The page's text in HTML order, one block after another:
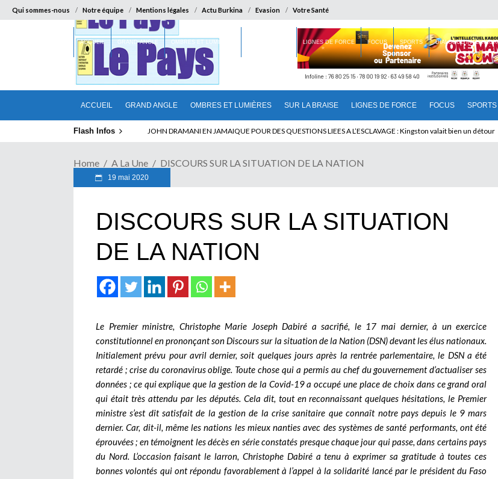
Qui sommes-nous Notre équipe Mentions légales Actu Burkina Evasion Votre Santé
ACCUEIL GRAND ANGLE OMBRES ET LUMIÈRES SUR LA BRAISE LIGNES DE FORCE FOCUS SPORTS
ACCUEIL GRAND ANGLE OMBRES ET LUMIÈRES LIGNES DE FORCE FOCUS SPORTS DIALOGUE INTERIEUR
Flash Infos ABSENCE PROLONGEE DE PAUL BIYA DU CAMEROUN : Qui pilote le Cameroun ?
Home A La Une DISCOURS SUR LA SITUATION DE LA NATION
19 mai 2020
DISCOURS SUR LA SITUATION
DE LA NATION
Le Premier ministre, Christophe Marie Joseph Dabiré a sacrifié, le 17 mai dernier, à un exercice
constitutionnel en prononçant son Discours sur la situation de la Nation (DSN) devant les élus nationaux.
Initialement prévu pour avril dernier, soit quelques jours après la rentrée parlementaire, le DSN a été
retardé ; crise du coronavirus oblige. Toute chose qui a permis au chef du gouvernement d’actualiser ses
données ; ce qui explique que la gestion de la Covid-19 a occupé une place de choix dans ce grand oral
qui était très attendu par les députés. Cela dit, tout en reconnaissant quelques hésitations, le Premier
ministre s’est dit satisfait de la gestion de la crise sanitaire que connaît notre pays depuis le 9 mars
dernier. Car, dit-il, même les nations les mieux nanties avec des systèmes de santé performants, ont été
éprouvées ; en témoignent les décès en série constatés presque chaque jour qui passe, dans certains pays
du Nord. L’occasion faisant le larron, Christophe Dabiré a tenu à exprimer sa gratitude à toutes ces
bonnes volontés qui ont répondu favorablement à l’appel à la solidarité lancé par le président du Faso